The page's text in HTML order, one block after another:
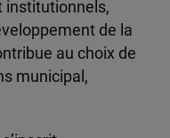
institutionnels,
de la
au choix de
municipal,